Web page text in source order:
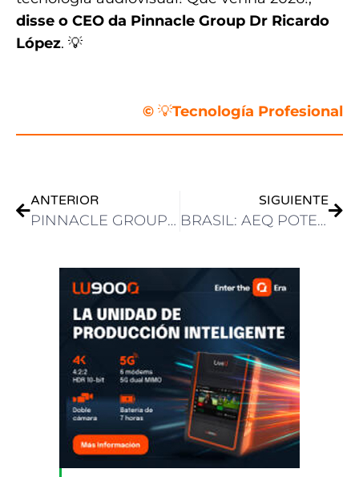
disse o CEO da Pinnacle Group Dr Ricardo
López. 💡
© 💡Tecnología Profesional
ANTERIOR
PINNACLE GROUP CIERRA UN 2025 DE ROAD SHOWS PRESENTANDO LA BLACKMAGIC CAMERA PYXIS 12K Y EL CAMERA PRODOCK PARA IPHONE EN UNA SEMANA DE EVENTOS EN MANAUS
SIGUIENTE
BRASIL: AEQ POTENCIA LA RENOVACIÓN TECNOLÓGICA DE RADIO EP CAMPINAS CON CAPITOL IP